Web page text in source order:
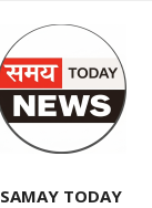
SAMAY TODAY